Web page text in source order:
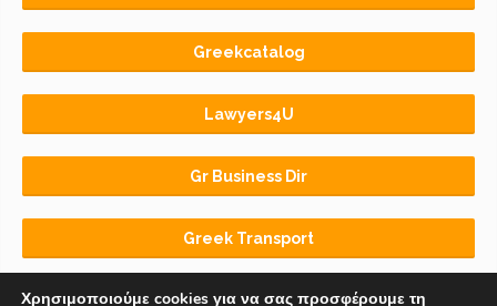
Greekcatalog
Lawyers4U
Gr Business Dir
Greek Transport
Χρησιμοποιούμε cookies για να σας προσφέρουμε τη